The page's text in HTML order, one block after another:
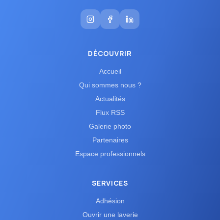
DÉCOUVRIR
Accueil
Qui sommes nous ?
Actualités
Flux RSS
Galerie photo
Partenaires
Espace professionnels
SERVICES
Adhésion
Ouvrir une laverie